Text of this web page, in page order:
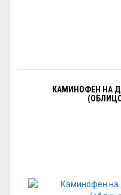
КАМИНОФЕН НА